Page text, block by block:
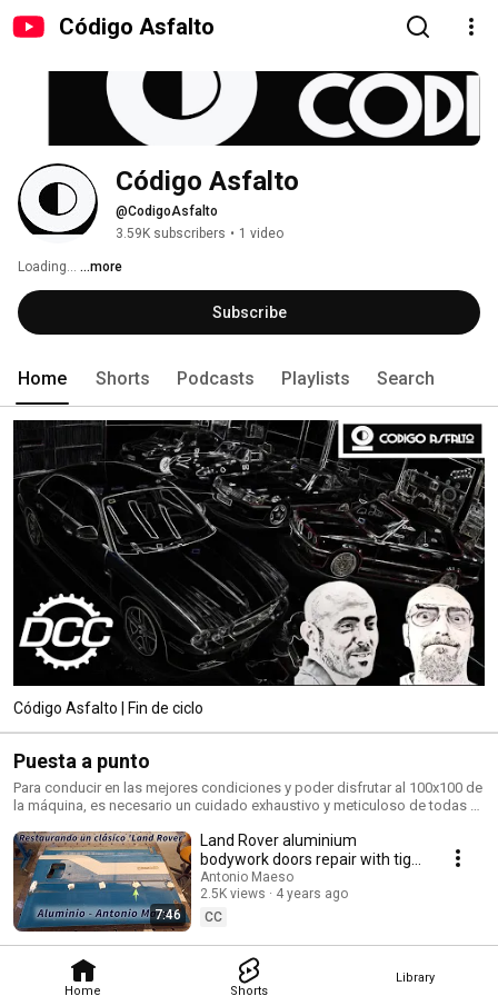
Código Asfalto
Home Shorts
Library
Código Asfalto
@CodigoAsfalto
3.59K subscribers • 1 video
Loading... ...more
Subscribe
Home Shorts Podcasts Playlists Search
Código Asfalto | Fin de ciclo
Puesta a punto
Para conducir en las mejores condiciones y poder disfrutar al 100x100 de
la máquina, es necesario un cuidado exhaustivo y meticuloso de todas y
ingeniería.
7:46
Land Rover aluminium
bodywork doors repair with tig
welding
Antonio Maeso
2.5K views
4 years ago
CC